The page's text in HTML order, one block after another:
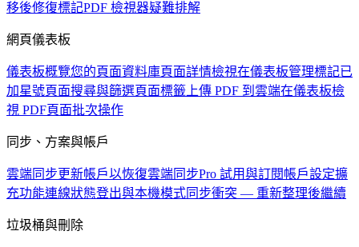
移後修復標記PDF 檢視器疑難排解
網頁儀表板
儀表板概覽您的頁面資料庫頁面詳情檢視在儀表板管理標記已
加星號頁面搜尋與篩選頁面標籤 上傳 PDF 到雲端在儀表板檢
視 PDF頁面批次操作
同步、方案與帳戶
雲端同步更新帳戶以恢復雲端同步Pro 試用與訂閱帳戶設定擴
充功能連線狀態登出與本機模式同步衝突 — 重新整理後繼續
垃圾桶與刪除